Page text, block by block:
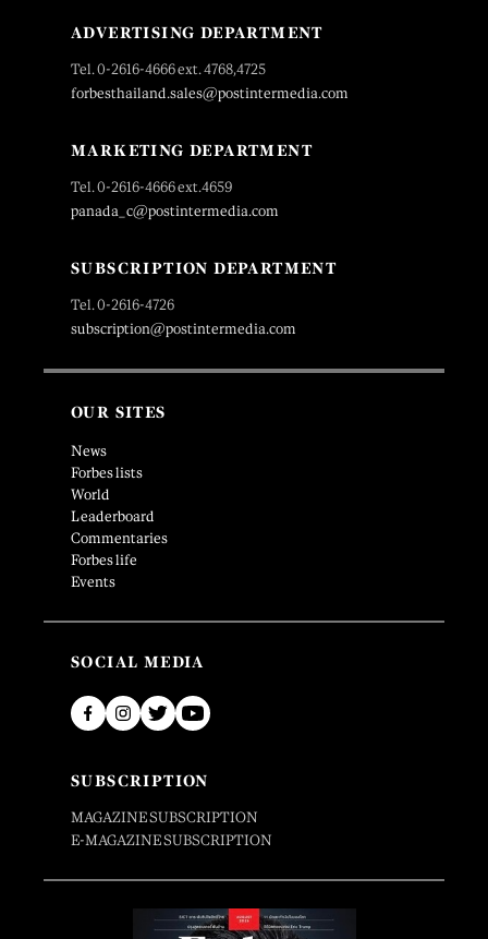
ADVERTISING DEPARTMENT
Tel. 0-2616-4666 ext. 4768,4725
forbesthailand.sales@postintermedia.com
MARKETING DEPARTMENT
Tel. 0-2616-4666 ext.4659
panada_c@postintermedia.com
SUBSCRIPTION DEPARTMENT
Tel. 0-2616-4726
subscription@postintermedia.com
OUR SITES
News
Forbes lists
World
Leaderboard
Commentaries
Forbes life
Events
SOCIAL MEDIA
SUBSCRIPTION
MAGAZINE SUBSCRIPTION
E-MAGAZINE SUBSCRIPTION